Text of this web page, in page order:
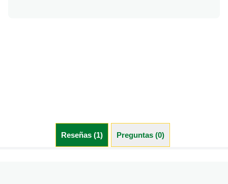
Reseñas (1) Preguntas (0)